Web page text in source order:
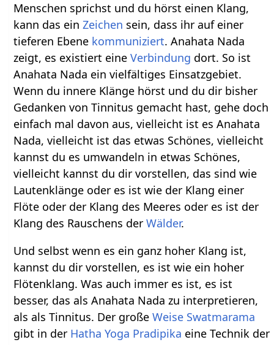
Menschen sprichst und du hörst einen Klang,
kann das einZeichen sein, dass ihr auf einer
tieferen Ebene kommuniziert. Anahata Nada
zeigt, es existiert eineVerbindung dort. So ist
Anahata Nada ein vielfältiges Einsatzgebiet.
Wenn du innere Klänge hörst und du dir bisher
Gedanken von Tinnitus gemacht hast, gehe doch
einfach mal davon aus, vielleicht ist es Anahata
Nada, vielleicht ist das etwas Schönes, vielleicht
kannst du es umwandeln in etwas Schönes,
vielleicht kannst du dir vorstellen, das sind wie
Lautenklänge oder es ist wie der Klang einer
Flöte oder der Klang des Meeres oder es ist der
Klang des Rauschens derWälder.
Und selbst wenn es ein ganz hoher Klang ist,
kannst du dir vorstellen, es ist wie ein hoher
Flötenklang. Was auch immer es ist, es ist
besser, das als Anahata Nada zu interpretieren,
als als Tinnitus. Der großeWeise Swatmarama
gibt in der Hatha Yoga Pradipika eine Technik der